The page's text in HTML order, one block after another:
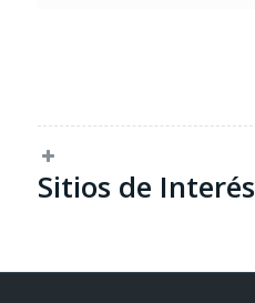
Sitios de Interés